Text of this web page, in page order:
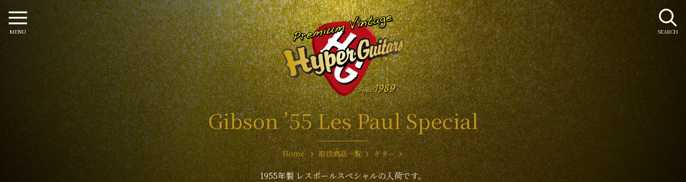
Gibson ’55 Les Paul Special
Home 取扱商品一覧 ギター
1955年製 レスポールスペシャルの入荷です。
SEARCH
MENU